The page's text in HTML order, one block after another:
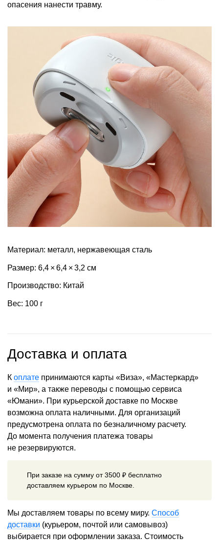
опасения нанести травму.
Материал: металл, нержавеющая сталь
Размер: 6,4 × 6,4 × 3,2 см
Производство: Китай
Вес: 100 г
Доставка и оплата
К оплате принимаются карты «Виза», «Мастеркард»
и «Мир», а также переводы с помощью сервиса
«Юмани». При курьерской доставке по Москве
возможна оплата наличными. Для организаций
предусмотрена оплата по безналичному расчету.
До момента получения платежа товары
не резервируются.
При заказе на сумму от 3500 ₽ бесплатно
доставляем курьером по Москве.
Мы доставляем товары по всему миру. Способ
доставки (курьером, почтой или самовывоз)
выбирается при оформлении заказа. Стоимость